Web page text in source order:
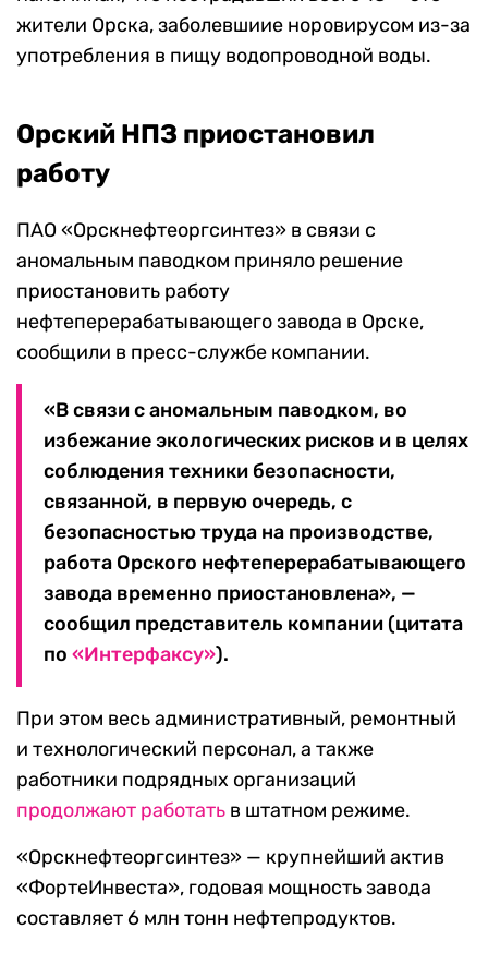
жители Орска, заболевшиие норовирусом из-за
употребления в пищу водопроводной воды.
Орский НПЗ приостановил
работу
ПАО «Орскнефтеоргсинтез» в связи с
аномальным паводком приняло решение
приостановить работу
нефтеперерабатывающего завода в Орске,
сообщили в пресс-службе компании.
«В связи с аномальным паводком, во
избежание экологических рисков и в целях
соблюдения техники безопасности,
связанной, в первую очередь, с
безопасностью труда на производстве,
работа Орского нефтеперерабатывающего
завода временно приостановлена», —
сообщил представитель компании (цитата
по «Интерфаксу»).
При этом весь административный, ремонтный
и технологический персонал, а также
работники подрядных организаций
продолжают работать в штатном режиме.
«Орскнефтеоргсинтез» — крупнейший актив
«ФортеИнвеста», годовая мощность завода
составляет 6 млн тонн нефтепродуктов.